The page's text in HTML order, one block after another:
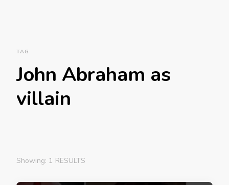
TAG
John Abraham as
villain
Showing: 1 RESULTS